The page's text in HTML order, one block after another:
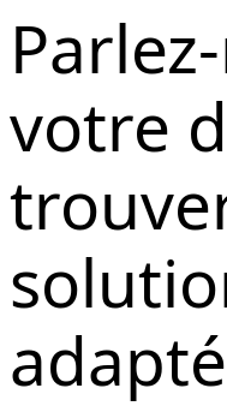
votre